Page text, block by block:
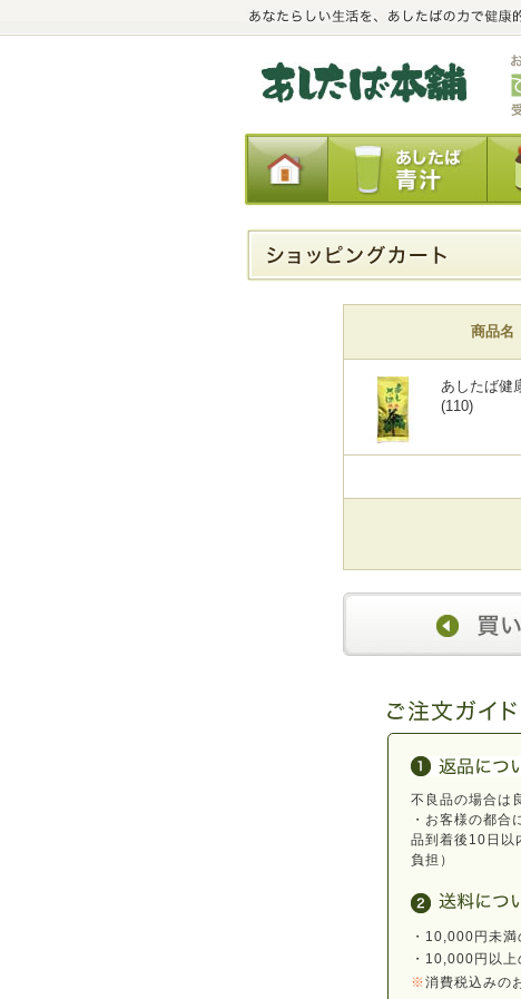
商品名
あしたば健
(110)
不良品の場合は
・お客様の都合
品到着後10日以
負担）
・10,000円未
・10,000円以
※消費税込みの